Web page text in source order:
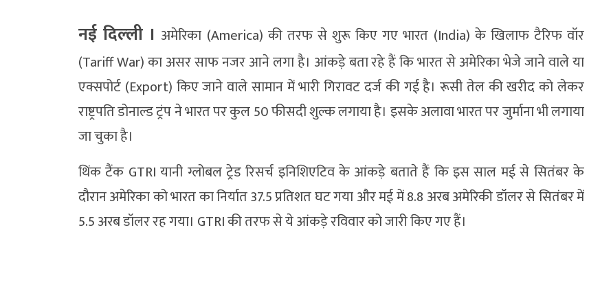
नई दिल्‍ली । अमेरिका (America) की तरफ से शुरू किए गए भारत (India) के खिलाफ टैरिफ वॉर
(Tariff War) का असर साफ नजर आने लगा है। आंकड़े बता रहे हैं कि भारत से अमेरिका भेजे जाने वाले या
एक्सपोर्ट (Export) किए जाने वाले सामान में भारी गिरावट दर्ज की गई है। रूसी तेल की खरीद को लेकर
राष्ट्रपति डोनाल्ड ट्रंप ने भारत पर कुल 50 फीसदी शुल्क लगाया है। इसके अलावा भारत पर जुर्माना भी लगाया
जा चुका है।
थिंक टैंक GTRI यानी ग्लोबल ट्रेड रिसर्च इनिशिएटिव के आंकड़े बताते हैं कि इस साल मई से सितंबर के
दौरान अमेरिका को भारत का निर्यात 37.5 प्रतिशत घट गया और मई में 8.8 अरब अमेरिकी डॉलर से सितंबर में
5.5 अरब डॉलर रह गया। GTRI की तरफ से ये आंकड़े रविवार को जारी किए गए हैं।